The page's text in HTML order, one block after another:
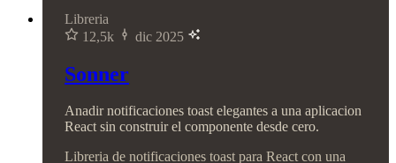
Libreria
12,5k
dic 2025
Sonner
Anadir notificaciones toast elegantes a una aplicacion
React sin construir el componente desde cero.
Libreria de notificaciones toast para React con una